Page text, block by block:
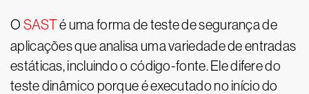
O SASTé uma forma de teste de segurança de
aplicações que analisa uma variedade de entradas
estáticas, incluindo o código-fonte. Ele difere do
teste dinâmico porque é executado no início do